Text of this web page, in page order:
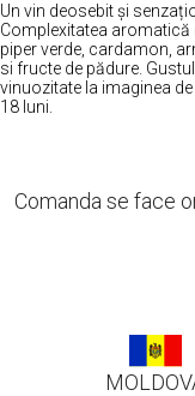
Un vin deosebit și
Complexitatea aromatică
piper verde, cardamon,
si fructe de pădure.
vinuozitate la imaginea
18 luni.
Comanda se face